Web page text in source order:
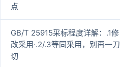
点
GB/T 25915采标程度详解：.1修
改采用·.2/.3等同采用，别再一刀
切